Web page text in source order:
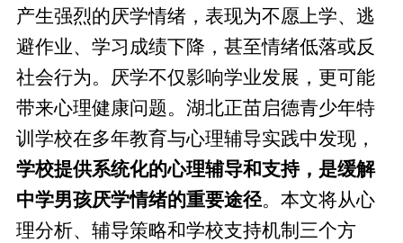
产生强烈的厌学情绪，表现为不愿上学、逃
避作业、学习成绩下降，甚至情绪低落或反
社会行为。厌学不仅影响学业发展，更可能
带来心理健康问题。湖北正苗启德青少年特
训学校在多年教育与心理辅导实践中发现，
学校提供系统化的心理辅导和支持，是缓解
中学男孩厌学情绪的重要途径。本文将从心
理分析、辅导策略和学校支持机制三个方